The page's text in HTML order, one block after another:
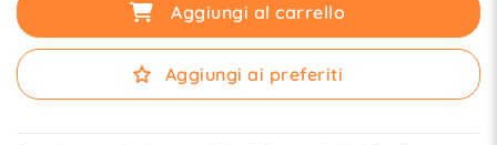
Aggiungi al carrello
Aggiungi ai preferiti